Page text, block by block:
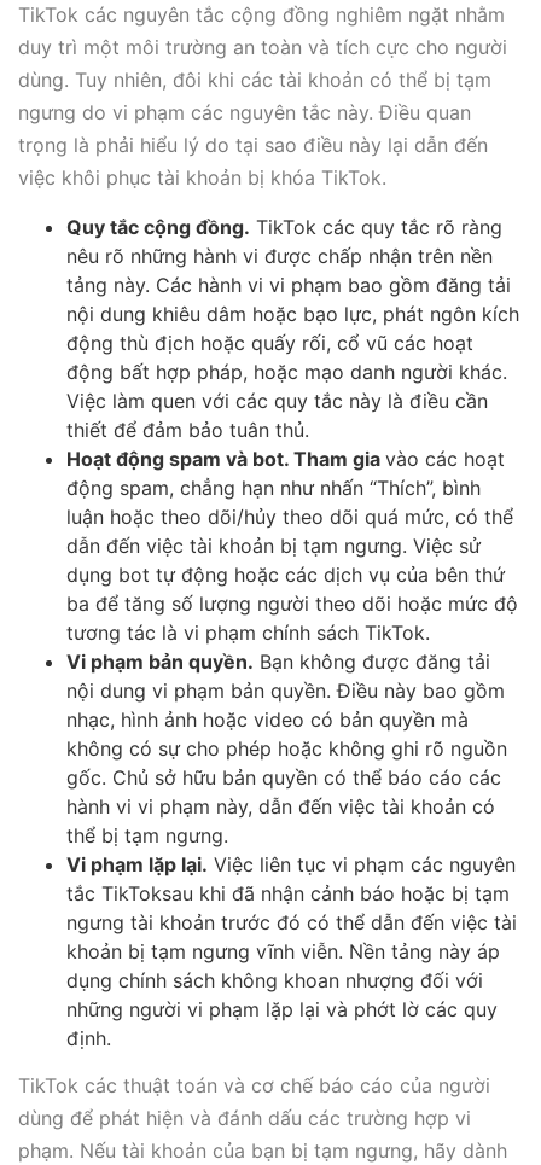
TikTok các nguyên tắc cộng đồng nghiêm ngặt nhằm
duy trì một môi trường an toàn và tích cực cho người
dùng. Tuy nhiên, đôi khi các tài khoản có thể bị tạm
ngưng do vi phạm các nguyên tắc này. Điều quan
trọng là phải hiểu lý do tại sao điều này lại dẫn đến
việc khôi phục tài khoản bị khóa TikTok.
Quy tắc cộng đồng. TikTok các quy tắc rõ ràng
nêu rõ những hành vi được chấp nhận trên nền
tảng này. Các hành vi vi phạm bao gồm đăng tải
nội dung khiêu dâm hoặc bạo lực, phát ngôn kích
động thù địch hoặc quấy rối, cổ vũ các hoạt
động bất hợp pháp, hoặc mạo danh người khác.
Việc làm quen với các quy tắc này là điều cần
thiết để đảm bảo tuân thủ.
Hoạt động spam và bot. Tham gia vào các hoạt
động spam, chẳng hạn như nhấn “Thích”, bình
luận hoặc theo dõi/hủy theo dõi quá mức, có thể
dẫn đến việc tài khoản bị tạm ngưng. Việc sử
dụng bot tự động hoặc các dịch vụ của bên thứ
ba để tăng số lượng người theo dõi hoặc mức độ
tương tác là vi phạm chính sách TikTok.
Vi phạm bản quyền. Bạn không được đăng tải
nội dung vi phạm bản quyền. Điều này bao gồm
nhạc, hình ảnh hoặc video có bản quyền mà
không có sự cho phép hoặc không ghi rõ nguồn
gốc. Chủ sở hữu bản quyền có thể báo cáo các
hành vi vi phạm này, dẫn đến việc tài khoản có
thể bị tạm ngưng.
Vi phạm lặp lại. Việc liên tục vi phạm các nguyên
tắc TikToksau khi đã nhận cảnh báo hoặc bị tạm
ngưng tài khoản trước đó có thể dẫn đến việc tài
khoản bị tạm ngưng vĩnh viễn. Nền tảng này áp
dụng chính sách không khoan nhượng đối với
những người vi phạm lặp lại và phớt lờ các quy
định.
TikTok các thuật toán và cơ chế báo cáo của người
dùng để phát hiện và đánh dấu các trường hợp vi
phạm. Nếu tài khoản của bạn bị tạm ngưng, hãy dành